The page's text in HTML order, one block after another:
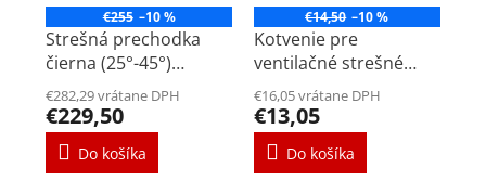
€255 –10 %
Strešná prechodka
čierna (25°-45°)
DN180mm
€282,29 vrátane DPH
€229,50
Do košíka
€14,50 –10 %
Kotvenie pre
ventilačné strešné
výustky DN180mm
€16,05 vrátane DPH
€13,05
Do košíka